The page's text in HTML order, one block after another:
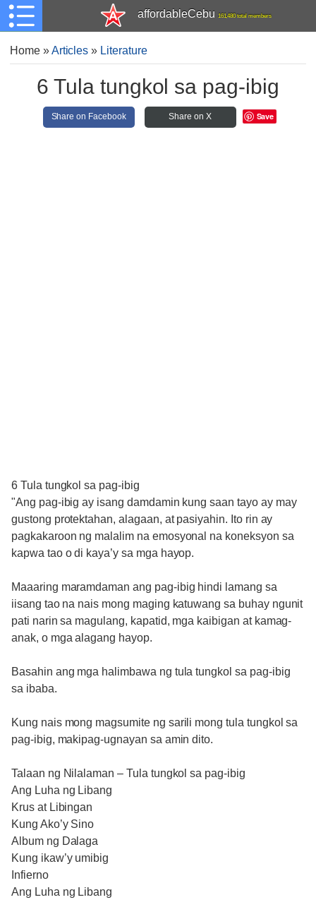
affordableCebu 161,480 total members
Home»Articles » Literature
6 Tula tungkol sa pag-ibig
Share on Facebook Share on X Save
6 Tula tungkol sa pag-ibig
"Ang pag-ibig ay isang damdamin kung saan tayo ay may
gustong protektahan, alagaan, at pasiyahin. Ito rin ay
pagkakaroon ng malalim na emosyonal na koneksyon sa
kapwa tao o di kaya’y sa mga hayop.
Maaaring maramdaman ang pag-ibig hindi lamang sa
iisang tao na nais mong maging katuwang sa buhay ngunit
pati narin sa magulang, kapatid, mga kaibigan at kamag-
anak, o mga alagang hayop.
Basahin ang mga halimbawa ng tula tungkol sa pag-ibig
sa ibaba.
Kung nais mong magsumite ng sarili mong tula tungkol sa
pag-ibig, makipag-ugnayan sa amin dito.
Talaan ng Nilalaman – Tula tungkol sa pag-ibig
Ang Luha ng Libang
Krus at Libingan
Kung Ako’y Sino
Album ng Dalaga
Kung ikaw’y umibig
Infierno
Ang Luha ng Libang